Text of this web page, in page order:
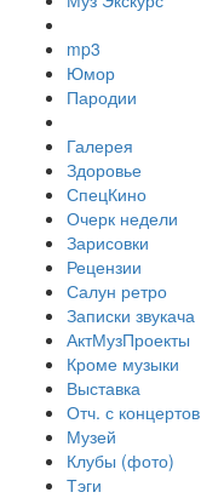
mp3
Юмор
Пародии
Галерея
Здоровье
СпецКино
Очерк недели
Зарисовки
Рецензии
Салун ретро
Записки звукача
АктМузПроекты
Кроме музыки
Выставка
Отч. с концертов
Музей
Клубы (фото)
Тэги